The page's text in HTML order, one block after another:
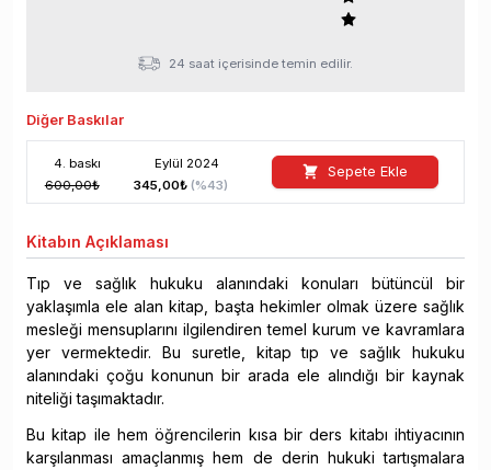
24 saat içerisinde temin edilir.
Diğer Baskılar
4. baskı Eylül 2024
600,00₺ 345,00₺ (%43)
Sepete Ekle
Kitabın Açıklaması
Tıp ve sağlık hukuku alanındaki konuları bütüncül bir
yaklaşımla ele alan kitap, başta hekimler olmak üzere sağlık
mesleği mensuplarını ilgilendiren temel kurum ve kavramlara
yer vermektedir. Bu suretle, kitap tıp ve sağlık hukuku
alanındaki çoğu konunun bir arada ele alındığı bir kaynak
niteliği taşımaktadır.
Bu kitap ile hem öğrencilerin kısa bir ders kitabı ihtiyacının
karşılanması amaçlanmış hem de derin hukuki tartışmalara